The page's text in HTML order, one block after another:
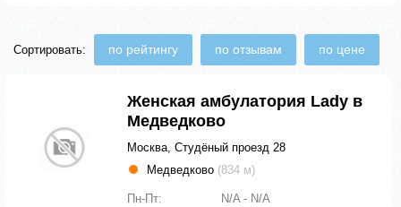
Сортировать: по рейтингу по отзывам по цене
Женская амбулатория Lady в
Медведково
Москва, Студёный проезд 28
Медведково (834 м)
Пн-Пт:
N/A - N/A